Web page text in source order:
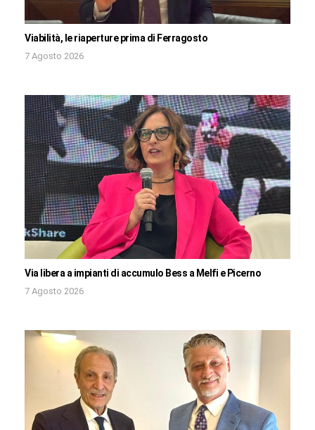
Viabilità, le riaperture prima di Ferragosto
7 Agosto 2026
Via libera a impianti di accumulo Bess a Melfi e Picerno
7 Agosto 2026